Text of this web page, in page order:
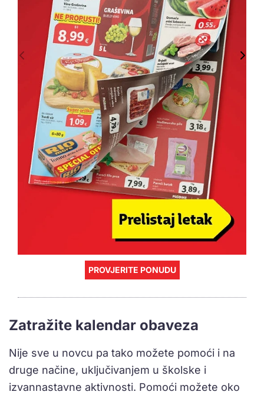
PROVJERITE PONUDU
Zatražite kalendar obaveza
Nije sve u novcu pa tako možete pomoći i na
druge načine, uključivanjem u školske i
izvannastavne aktivnosti. Pomoći možete oko